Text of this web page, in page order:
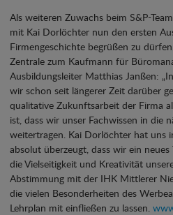
Als weiteren Zuwachs beim S&P-
mit Kai Dorlöchter nun den ersten
Firmengeschichte begrüßen zu
Zentrale zum Kaufmann für
Ausbildungsleiter Matthias Janßen:
wir schon seit längerer Zeit darüber
qualitative Zukunftsarbeit der Firma
ist, dass wir unser Fachwissen in die
weitertragen. Kai Dorlöchter hat uns
absolut überzeugt, dass wir ein
die Vielseitigkeit und Kreativität
Abstimmung mit der IHK Mittlerer
die vielen Besonderheiten des
Lehrplan mit einfließen zu lassen.